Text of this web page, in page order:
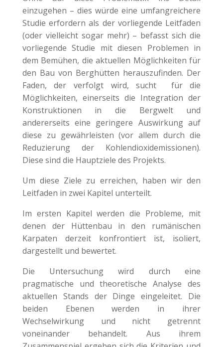
einzugehen – dies würde eine umfangreichere
Studie erfordern als der vorliegende Leitfaden
(oder vielleicht sogar mehr) – befasst sich die
vorliegende Studie mit diesen Problemen in
dem Bemühen, die aktuellen Möglichkeiten für
den Bau von Berghütten herauszufinden. Der
Faden, der verfolgt wird, sucht
für die
Möglichkeiten, einerseits die Integration der
Konstruktionen in die Bergwelt und
andererseits eine geringere Auswirkung auf
diese zu gewährleisten (vor allem durch die
Reduzierung der Kohlendioxidemissionen).
Diese sind die Hauptziele des Projekts.
Um diese Ziele zu erreichen, haben wir den
Leitfaden in zwei Kapitel unterteilt.
Im ersten Kapitel werden die Probleme, mit
denen der Hüttenbau in den rumänischen
Karpaten derzeit konfrontiert ist, isoliert,
dargestellt und bewertet.
Die Untersuchung wird durch eine
pragmatische und theoretische Analyse des
aktuellen Stands der Dinge eingeleitet. Die
beiden Ebenen werden in ihrer
Wechselwirkung und nicht getrennt
voneinander behandelt. Aus ihrem